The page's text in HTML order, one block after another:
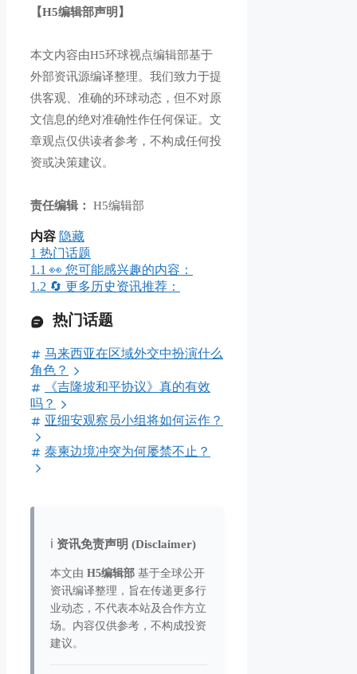
【H5编辑部声明】
本文内容由H5环球视点编辑部基于
外部资讯源编译整理。我们致力于提
供客观、准确的环球动态，但不对原
文信息的绝对准确性作任何保证。文
章观点仅供读者参考，不构成任何投
资或决策建议。
责任编辑： H5编辑部
内容 隐藏
1 热门话题
1.1 👀 您可能感兴趣的内容：
1.2 🔄 更多历史资讯推荐：
热门话题
马来西亚在区域外交中扮演什么
角色？
《吉隆坡和平协议》真的有效
吗？
亚细安观察员小组将如何运作？
泰柬边境冲突为何屡禁不止？
ℹ️ 资讯免责声明 (Disclaimer)
本文由 H5编辑部 基于全球公开
资讯编译整理，旨在传递更多行
业动态，不代表本站及合作方立
场。内容仅供参考，不构成投资
建议。